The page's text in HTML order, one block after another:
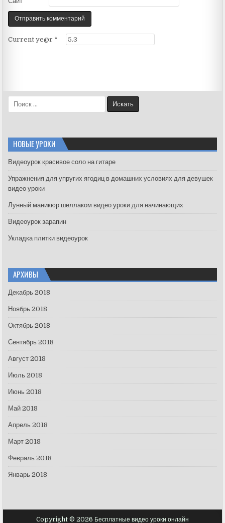
Current ye@r *
e
h
f
r
:
НОВЫЕ УРОКИ
Видеоурок красивое соло на гитаре
Упражнения для упругих ягодиц в домашних условиях для девушек
видео уроки
Лунный маникюр шеллаком видео уроки для начинающих
Видеоурок зарапин
Укладка плитки видеоурок
АРХИВЫ
Декабрь 2018
Ноябрь 2018
Октябрь 2018
Сентябрь 2018
Август 2018
Июль 2018
Июнь 2018
Май 2018
Апрель 2018
Март 2018
Февраль 2018
Январь 2018
Copyright © 2026 Бесплатные видео уроки онлайн